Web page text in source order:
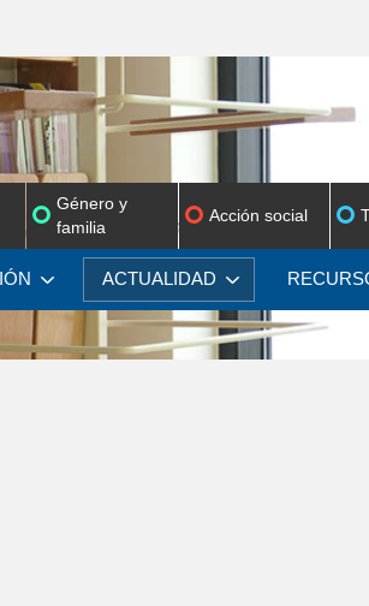
ACTUALIDAD
Género y
familia
Acción social